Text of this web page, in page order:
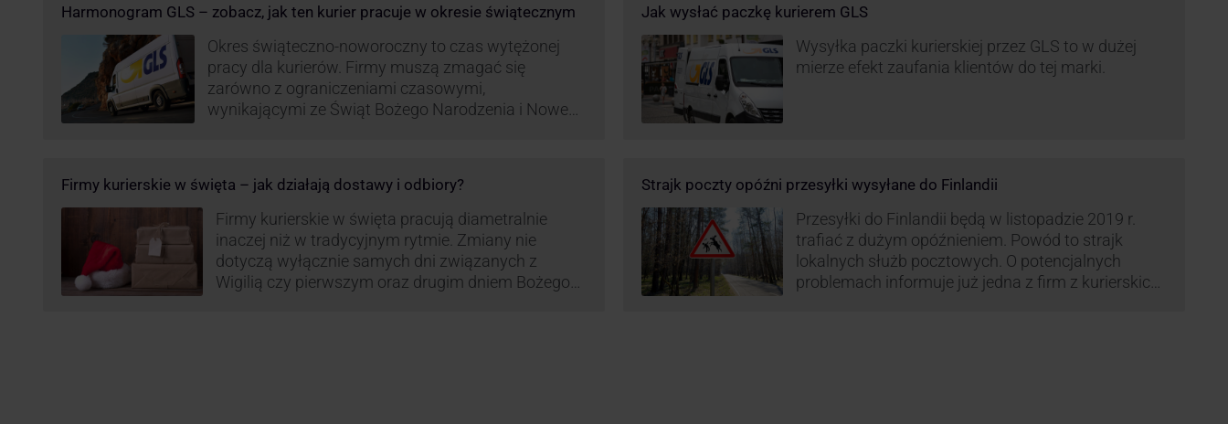
Harmonogram GLS – zobacz, jak ten kurier pracuje w okresie świątecznym
Okres świąteczno-noworoczny to czas wytężonej
pracy dla kurierów. Firmy muszą zmagać się
zarówno z ograniczeniami czasowymi,
wynikającymi ze Świąt Bożego Narodzenia i Nowego
GLS na czas świąteczny!
Jak wysłać paczkę kurierem GLS
Wysyłka paczki kurierskiej przez GLS to w dużej
mierze efekt zaufania klientów do tej marki.
Firmy kurierskie w święta – jak działają dostawy i odbiory?
Firmy kurierskie w święta pracują diametralnie
inaczej niż w tradycyjnym rytmie. Zmiany nie
dotyczą wyłącznie samych dni związanych z
Wigilią czy pierwszym oraz drugim dniem Bożego
Strajk poczty opóźni przesyłki wysyłane do Finlandii
Przesyłki do Finlandii będą w listopadzie 2019 r.
trafiać z dużym opóźnieniem. Powód to strajk
lokalnych służb pocztowych. O potencjalnych
problemach informuje już jedna z firm z kurierskich